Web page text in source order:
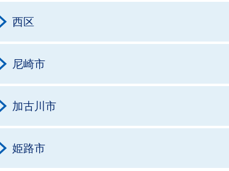
西区
尼崎市
加古川市
姫路市